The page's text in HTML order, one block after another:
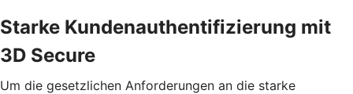
Starke Kundenauthentifizierung mit
3D Secure
Um die gesetzlichen Anforderungen an die starke